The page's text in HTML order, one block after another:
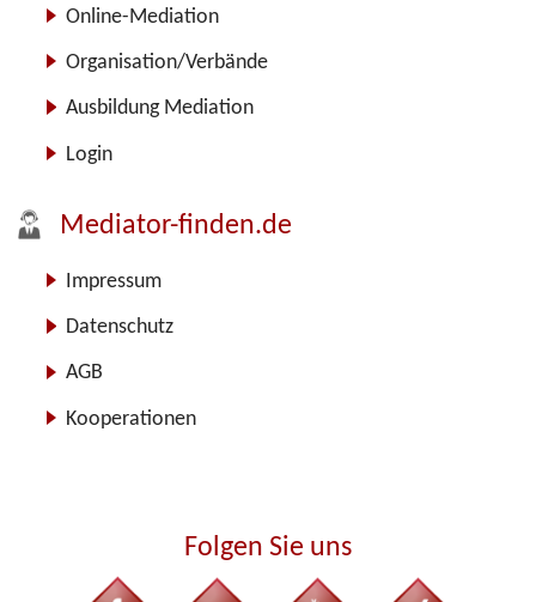
Online-Mediation
Organisation/Verbände
Ausbildung Mediation
Login
Mediator-finden.de
Impressum
Datenschutz
AGB
Kooperationen
Folgen Sie uns